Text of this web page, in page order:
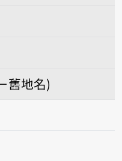
舊地名)